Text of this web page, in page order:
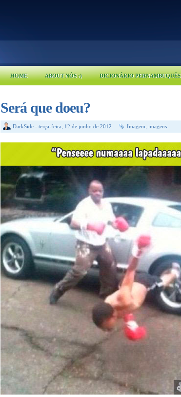
HOME ABOUT NÓS :) DICIONÁRIO PERNAMBUQUÊS
Será que doeu?
DarkSide - terça-feira, 12 de junho de 2012 Imagem imagens